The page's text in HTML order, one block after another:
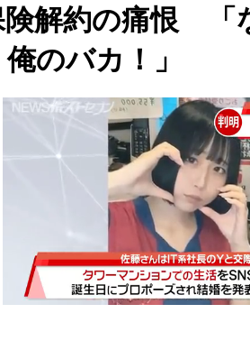
険解約の痛恨 「
のバカ！」